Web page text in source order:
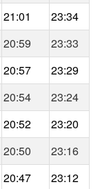
21:01
23:34
20:59
23:33
20:57
23:29
20:54
23:24
20:52
23:20
20:50
23:16
20:47
23:12